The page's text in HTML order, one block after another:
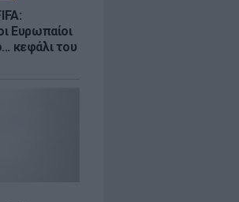
Ευρωπαίοι
κεφάλι του